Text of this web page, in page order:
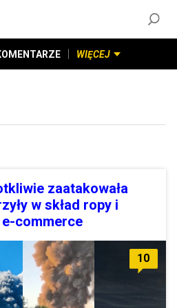
WIĘCEJ
zaatakowała
w skład ropy i
commerce
10